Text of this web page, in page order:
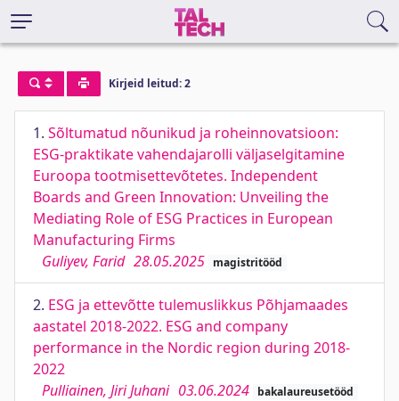
Kirjeid leitud: 2
1. Sõltumatud nõunikud ja roheinnovatsioon:
ESG-praktikate vahendajarolli väljaselgitamine
Euroopa tootmisettevõtetes. Independent
Boards and Green Innovation: Unveiling the
Mediating Role of ESG Practices in European
Manufacturing Firms
Guliyev, Farid 28.05.2025 magistritööd
2. ESG ja ettevõtte tulemuslikkus Põhjamaades
aastatel 2018-2022. ESG and company
performance in the Nordic region during 2018-
2022
Pulliainen, Jiri Juhani 03.06.2024 bakalaureusetööd